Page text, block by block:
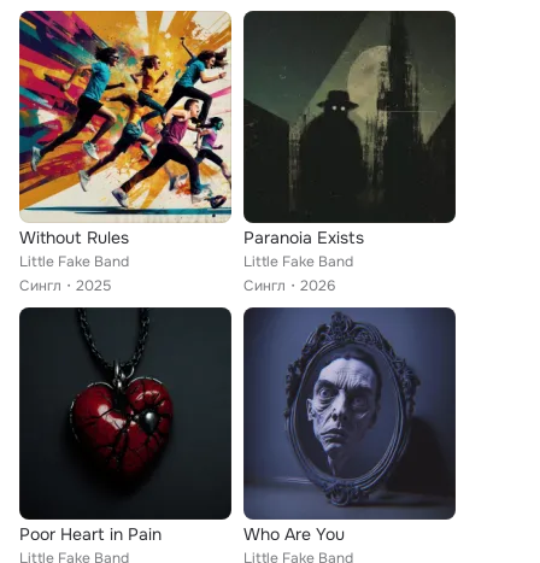
Without Rules
Little Fake Band
Сингл
2025
Paranoia Exists
Little Fake Band
Сингл
2026
Poor Heart in Pain
Little Fake Band
Who Are You
Little Fake Band